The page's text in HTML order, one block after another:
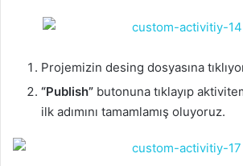
Projemizin desing dosyasına
“Publish” butonuna tıklayıp
ilk adımını tamamlamış oluyoruz.